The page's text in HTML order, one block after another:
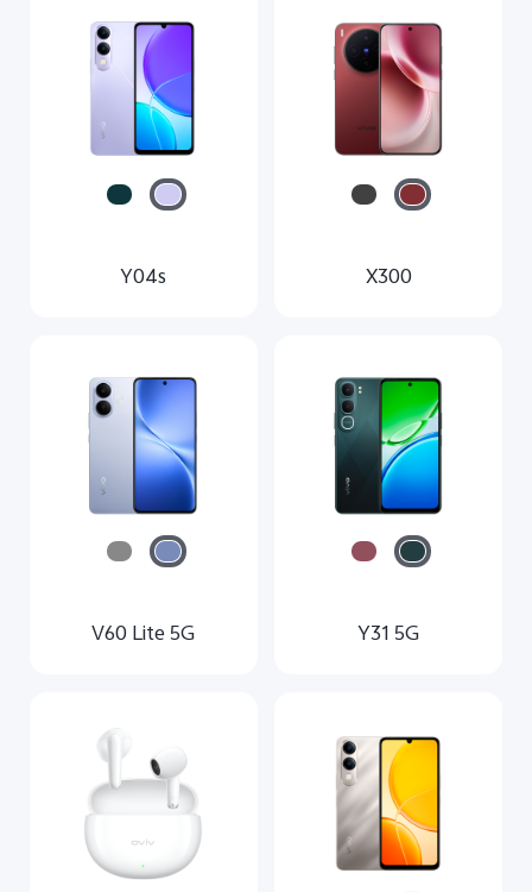
X300
Y04s
Y31 5G
V60 Lite 5G